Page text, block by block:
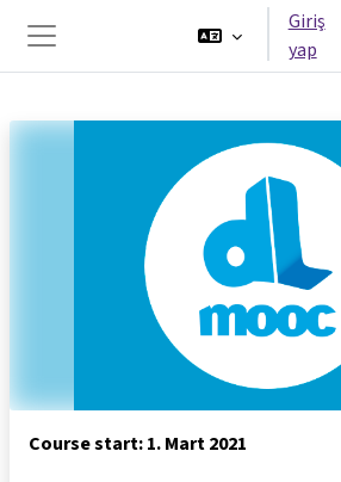
Yan panel
Giriş
yap
Course start: 1. Mart 2021